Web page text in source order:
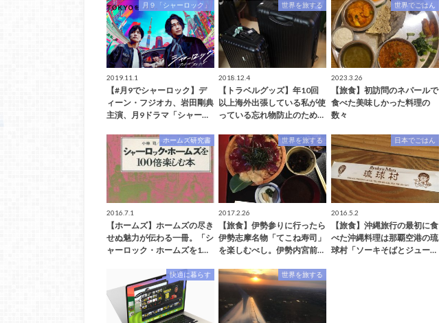
月９「シャーロック」
2019.11.1
【#月9でシャーロック】デ
ィーン・フジオカ、岩田剛典
主演、月9ドラマ「シャー…
世界を旅する
2018.12.4
【トラベルグッズ】年10回
以上海外出張している私が使
っている忘れ物防止のため…
世界でごはん
2023.3.26
【旅食】初訪問のネパールで
食べた美味しかった料理の
数々
ホームズ研究書
2016.7.1
【ホームズ】ホームズの尽き
せぬ魅力が伝わる一冊。「シ
ャーロック・ホームズを1…
世界を旅する
2017.2.26
【旅食】伊勢参りに行ったら
伊勢志摩名物「てこね寿司」
を楽しむべし。伊勢内宮前…
日本でごはん
2016.5.2
【旅食】沖縄旅行の最初に食
べた沖縄料理は那覇空港の琉
球村「ソーキそばとジュー…
快適に暮らす 世界を旅する